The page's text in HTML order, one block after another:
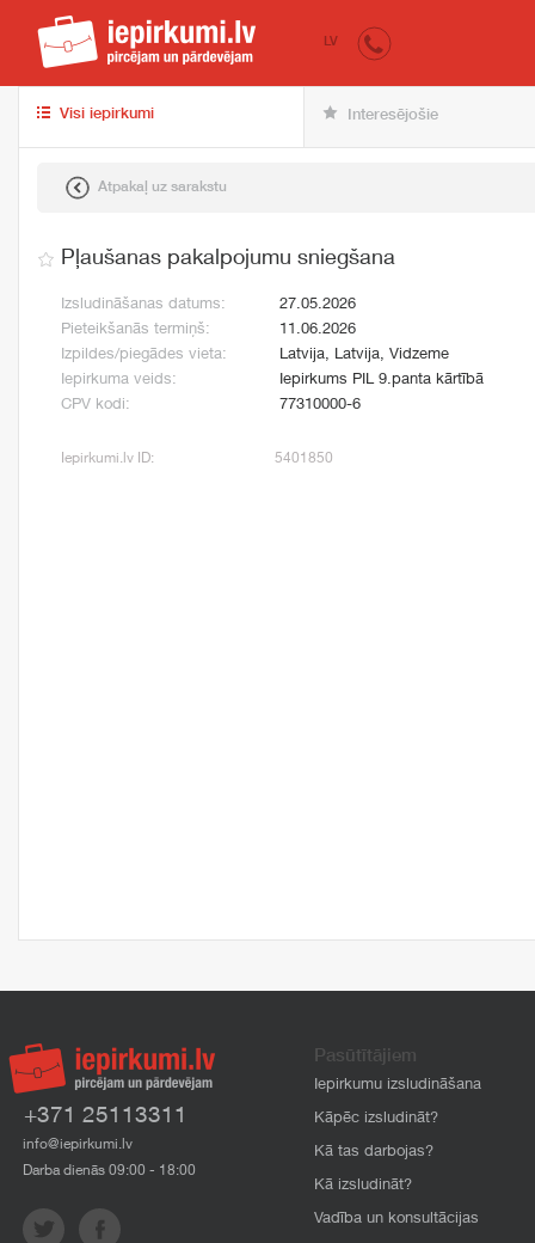
iepirkumi.lv
LV
Visi iepirkumi Interesējošie
Atpakaļ uz sarakstu
Pļaušanas pakalpojumu sniegšana
Izsludināšanas datums:
27.05.2026
Pieteikšanās termiņš:
11.06.2026
Izpildes/piegādes vieta:
Latvija, Latvija, Vidzeme
Iepirkuma veids:
Iepirkums PIL 9.panta kārtībā
CPV kodi:
77310000-6
Iepirkumi.lv ID: 5401850
+371 25113311
info@iepirkumi.lv
Darba dienās 09:00 - 18:00
Pasūtītājiem
Iepirkumu izsludināšana
Kāpēc izsludināt?
Kā tas darbojas?
Kā izsludināt?
Vadība un konsultācijas